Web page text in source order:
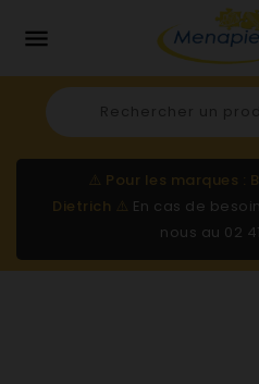

⚠️ Pour les marques :
Dietrich ⚠️ En cas de
nous au 02